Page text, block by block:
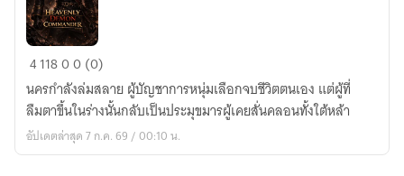
Heavenly
Demon
Commander
411800 (0)
นครกำลังล่มสลาย ผู้บัญชาการหนุ่มเลือกจบชีวิตตนเอง แต่ผู้ที่
ลืมตาขึ้นในร่างนั้นกลับเป็นประมุขมารผู้เคยสั่นคลอนทั้งใต้หล้า
อัปเดตล่าสุด 7 ก.ค. 69 / 00:10 น.